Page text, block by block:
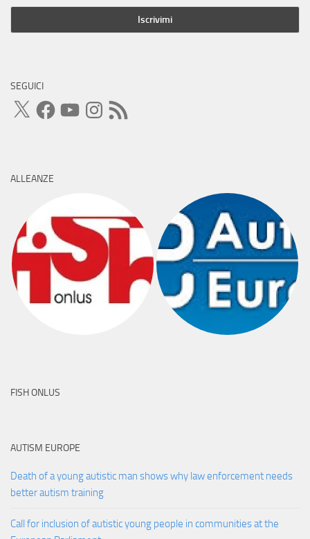
SEGUICI
X FacebookYouTubeInstagram
Feed
RSS
ALLEANZE
FISH ONLUS
AUTISM EUROPE
Death of a young autistic man shows why law enforcement needs
better autism training
Call for inclusion of autistic young people in communities at the